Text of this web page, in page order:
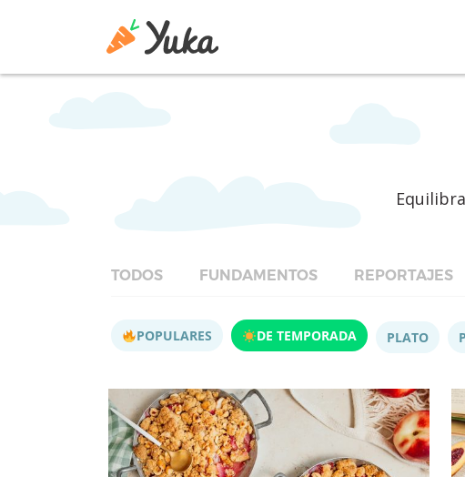
TODOS FUNDAMENTOS REPORTAJES
POPULARES DE TEMPORADA PLATO